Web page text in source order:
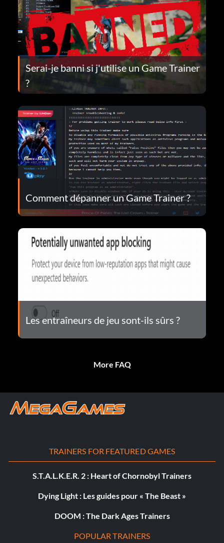
Serai-je banni si j'utilise un Game Trainer
?
Comment dépanner un Game Trainer ?
Les entraîneurs de jeu sont-ils sûrs ?
More FAQ
TRAINERS FOR FEATURED GAMES
S.T.A.L.K.E.R. 2 : Heart of Chornobyl Trainers
Dying Light : Les guides pour « The Beast »
DOOM : The Dark Ages Trainers
POPULAR TRAINERS